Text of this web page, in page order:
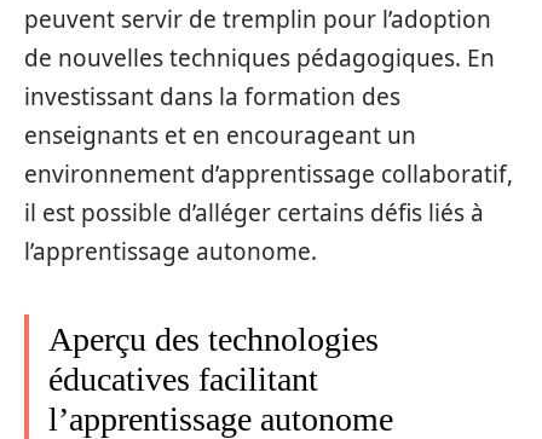
peuvent servir de tremplin pour l’adoption
de nouvelles techniques pédagogiques. En
investissant dans la formation des
enseignants et en encourageant un
environnement d’apprentissage collaboratif,
il est possible d’alléger certains défis liés à
l’apprentissage autonome.
Aperçu des technologies
éducatives facilitant
l’apprentissage autonome